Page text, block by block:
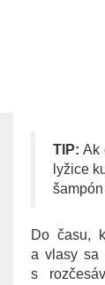
TIP: Ak
lyžice
Do času,
a vlasy sa
s